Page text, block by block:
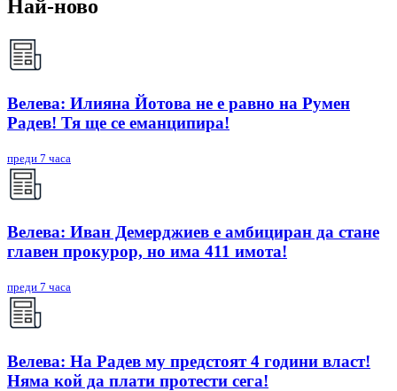
Най-ново
Велева: Илияна Йотова не е равно на Румен
Радев! Тя ще се еманципира!
преди 7 часа
Велева: Иван Демерджиев е амбициран да стане
главен прокурор, но има 411 имота!
преди 7 часа
Велева: На Радев му предстоят 4 години власт!
Няма кой да плати протести сега!